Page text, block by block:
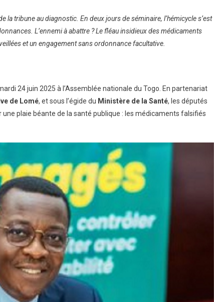
la tribune au diagnostic. En deux jours de séminaire, l’hémicycle s’est
L’ennemi à abattre ? Le fléau insidieux des médicaments
et un engagement sans ordonnance facultative.
24 juin 2025 à l’Assemblée nationale du Togo. En partenariat
de Lomé, et sous l’égide du Ministère de la Santé, les députés
plaie béante de la santé publique : les médicaments falsifiés